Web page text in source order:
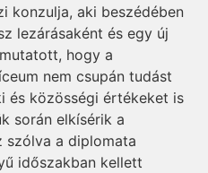
konzulja, aki beszédében
lezárásaként és egy új
hogy a
nem csupán tudást
és közösségi értékeket is
során elkísérik a
a diplomata
időszakban kellett